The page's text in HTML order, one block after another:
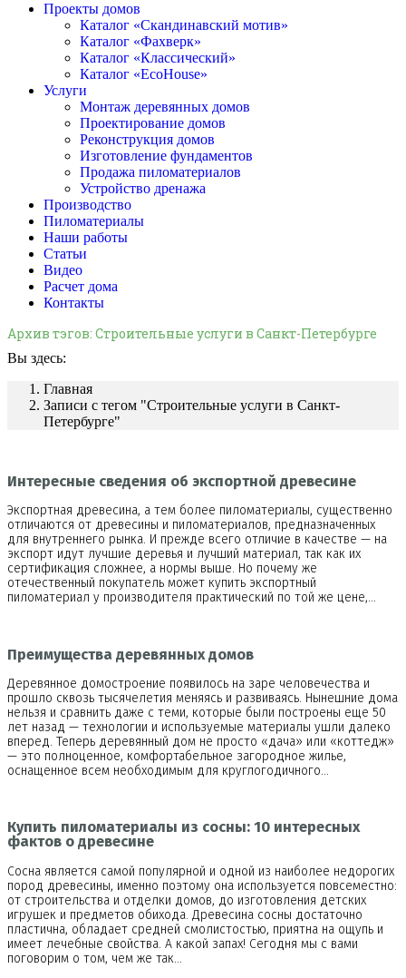
Проекты домов
Каталог «Скандинавский мотив»
Каталог «Фахверк»
Каталог «Классический»
Каталог «EcoHouse»
Услуги
Монтаж деревянных домов
Проектирование домов
Реконструкция домов
Изготовление фундаментов
Продажа пиломатериалов
Устройство дренажа
Производство
Пиломатериалы
Наши работы
Статьи
Видео
Расчет дома
Контакты
Архив тэгов: Строительные услуги в Санкт-Петербурге
Вы здесь:
Главная
Записи с тегом "Строительные услуги в Санкт-
Петербурге"
Интересные сведения об экспортной древесине
Экспортная древесина, а тем более пиломатериалы, существенно
отличаются от древесины и пиломатериалов, предназначенных
для внутреннего рынка. И прежде всего отличие в качестве — на
экспорт идут лучшие деревья и лучший материал, так как их
сертификация сложнее, а нормы выше. Но почему же
отечественный покупатель может купить экспортный
пиломатериал у производителя практический по той же цене,…
Преимущества деревянных домов
Деревянное домостроение появилось на заре человечества и
прошло сквозь тысячелетия меняясь и развиваясь. Нынешние дома
нельзя и сравнить даже с теми, которые были построены еще 50
лет назад — технологии и используемые материалы ушли далеко
вперед. Теперь деревянный дом не просто «дача» или «коттедж»
— это полноценное, комфортабельное загородное жилье,
оснащенное всем необходимым для круглогодичного…
Купить пиломатериалы из сосны: 10 интересных
фактов о древесине
Сосна является самой популярной и одной из наиболее недорогих
пород древесины, именно поэтому она используется повсеместно:
от строительства и отделки домов, до изготовления детских
игрушек и предметов обихода. Древесина сосны достаточно
пластична, обладает средней смолистостью, приятна на ощупь и
имеет лечебные свойства. А какой запах! Сегодня мы с вами
поговорим о том, чем же так…